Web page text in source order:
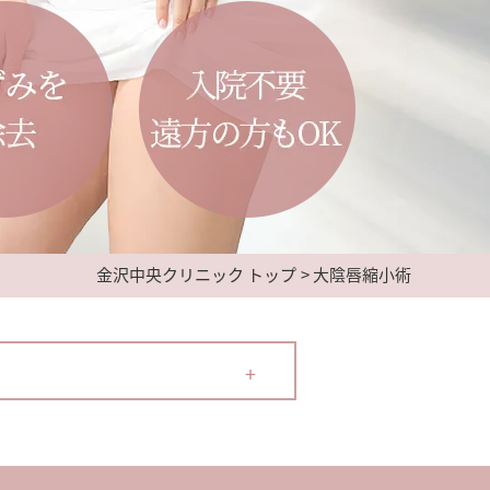
金沢中央クリニック トップ 大陰唇縮小術
+